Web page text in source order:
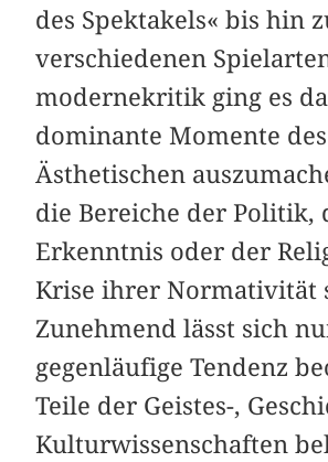
des Spektakels« bis hin
verschiedenen
modernekritik ging es
dominante Momente des
Ästhetischen
die Bereiche der Politik,
Erkenntnis oder der
Krise ihrer Norma­tivität
Zunehmend lässt sich
gegenläufige Tendenz
Teile der Geistes-,
Kulturwissenschaften